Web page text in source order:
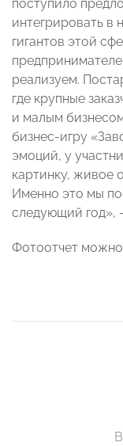
поступило
интегрировать в
гигантов этой
реализуем.
где крупные
и малым
бизнес-игру
эмоций, у
картинку, живое
Именно это мы
следующий год»,
Фотоотчет